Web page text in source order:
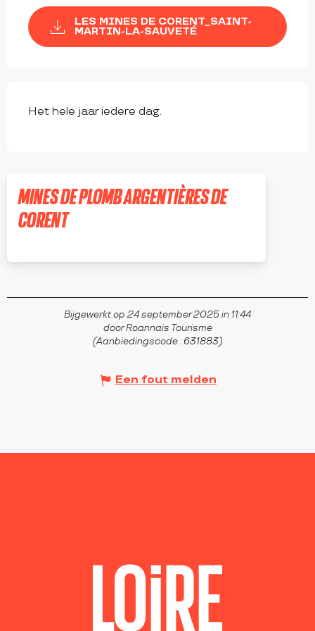
LES MINES DE CORENT_SAINT-
MARTIN-LA-SAUVETÉ
Het hele jaar iedere dag.
MINES DE PLOMB ARGENTIÈRES DE
CORENT
Bijgewerkt op 24 september 2025 in 11:44
door Roannais Tourisme
(Aanbiedingscode : 631883)
Een fout melden